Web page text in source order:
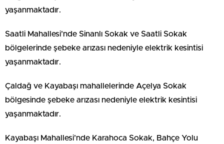
yaşanmaktadır.
Saatli Mahallesi’nde Sinanlı Sokak ve Saatli Sokak
bölgelerinde şebeke arızası nedeniyle elektrik kesintisi
yaşanmaktadır.
Çaldağ ve Kayabaşı mahallelerinde Açelya Sokak
bölgesinde şebeke arızası nedeniyle elektrik kesintisi
yaşanmaktadır.
Kayabaşı Mahallesi’nde Karahoca Sokak, Bahçe Yolu